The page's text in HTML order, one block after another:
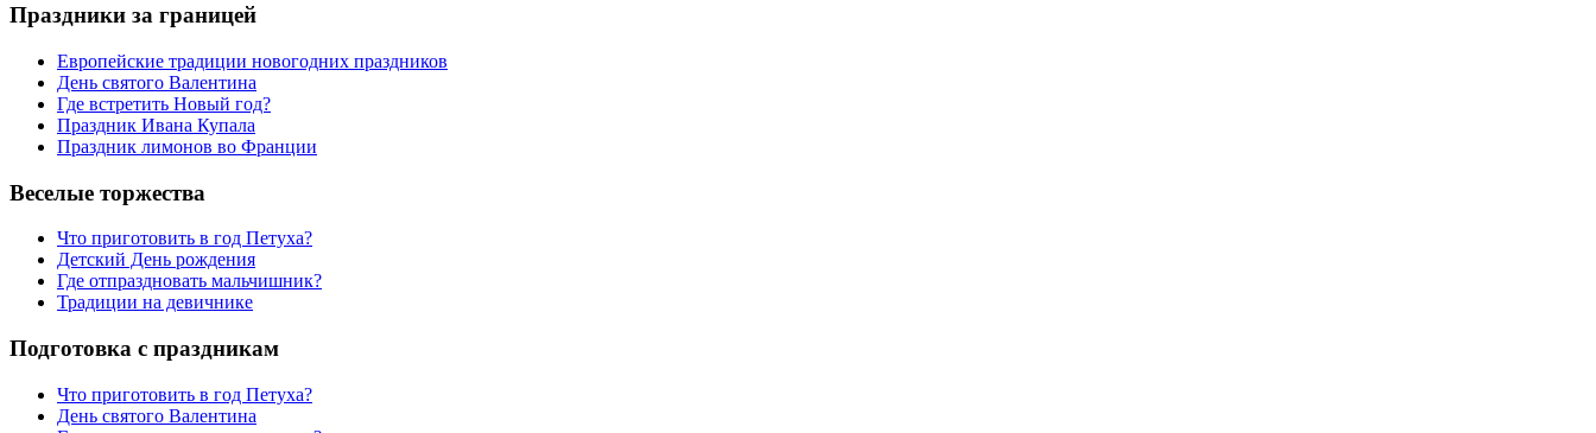
Праздники за границей
Европейские традиции новогодних праздников
День святого Валентина
Где встретить Новый год?
Праздник Ивана Купала
Праздник лимонов во Франции
Веселые торжества
Что приготовить в год Петуха?
Детский День рождения
Где отпраздновать мальчишник?
Традиции на девичнике
Подготовка с праздникам
Что приготовить в год Петуха?
День святого Валентина